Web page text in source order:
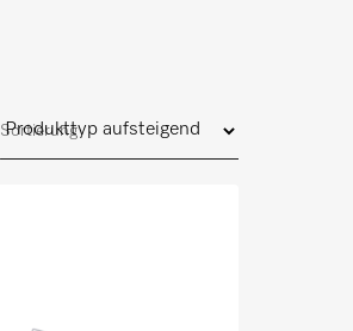
Sortierung